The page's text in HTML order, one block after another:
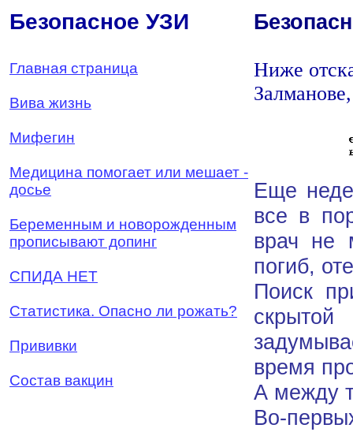
Безопасное УЗИ
Главная страница
Вива жизнь
Мифегин
Медицина помогает или мешает -
досье
Беременным и новорожденным
прописывают допинг
СПИДА НЕТ
Статистика. Опасно ли рожать?
Прививки
Состав вакцин
Ниже
Еще
все в
врач не
погиб,
Поиск
время
А между
Во-